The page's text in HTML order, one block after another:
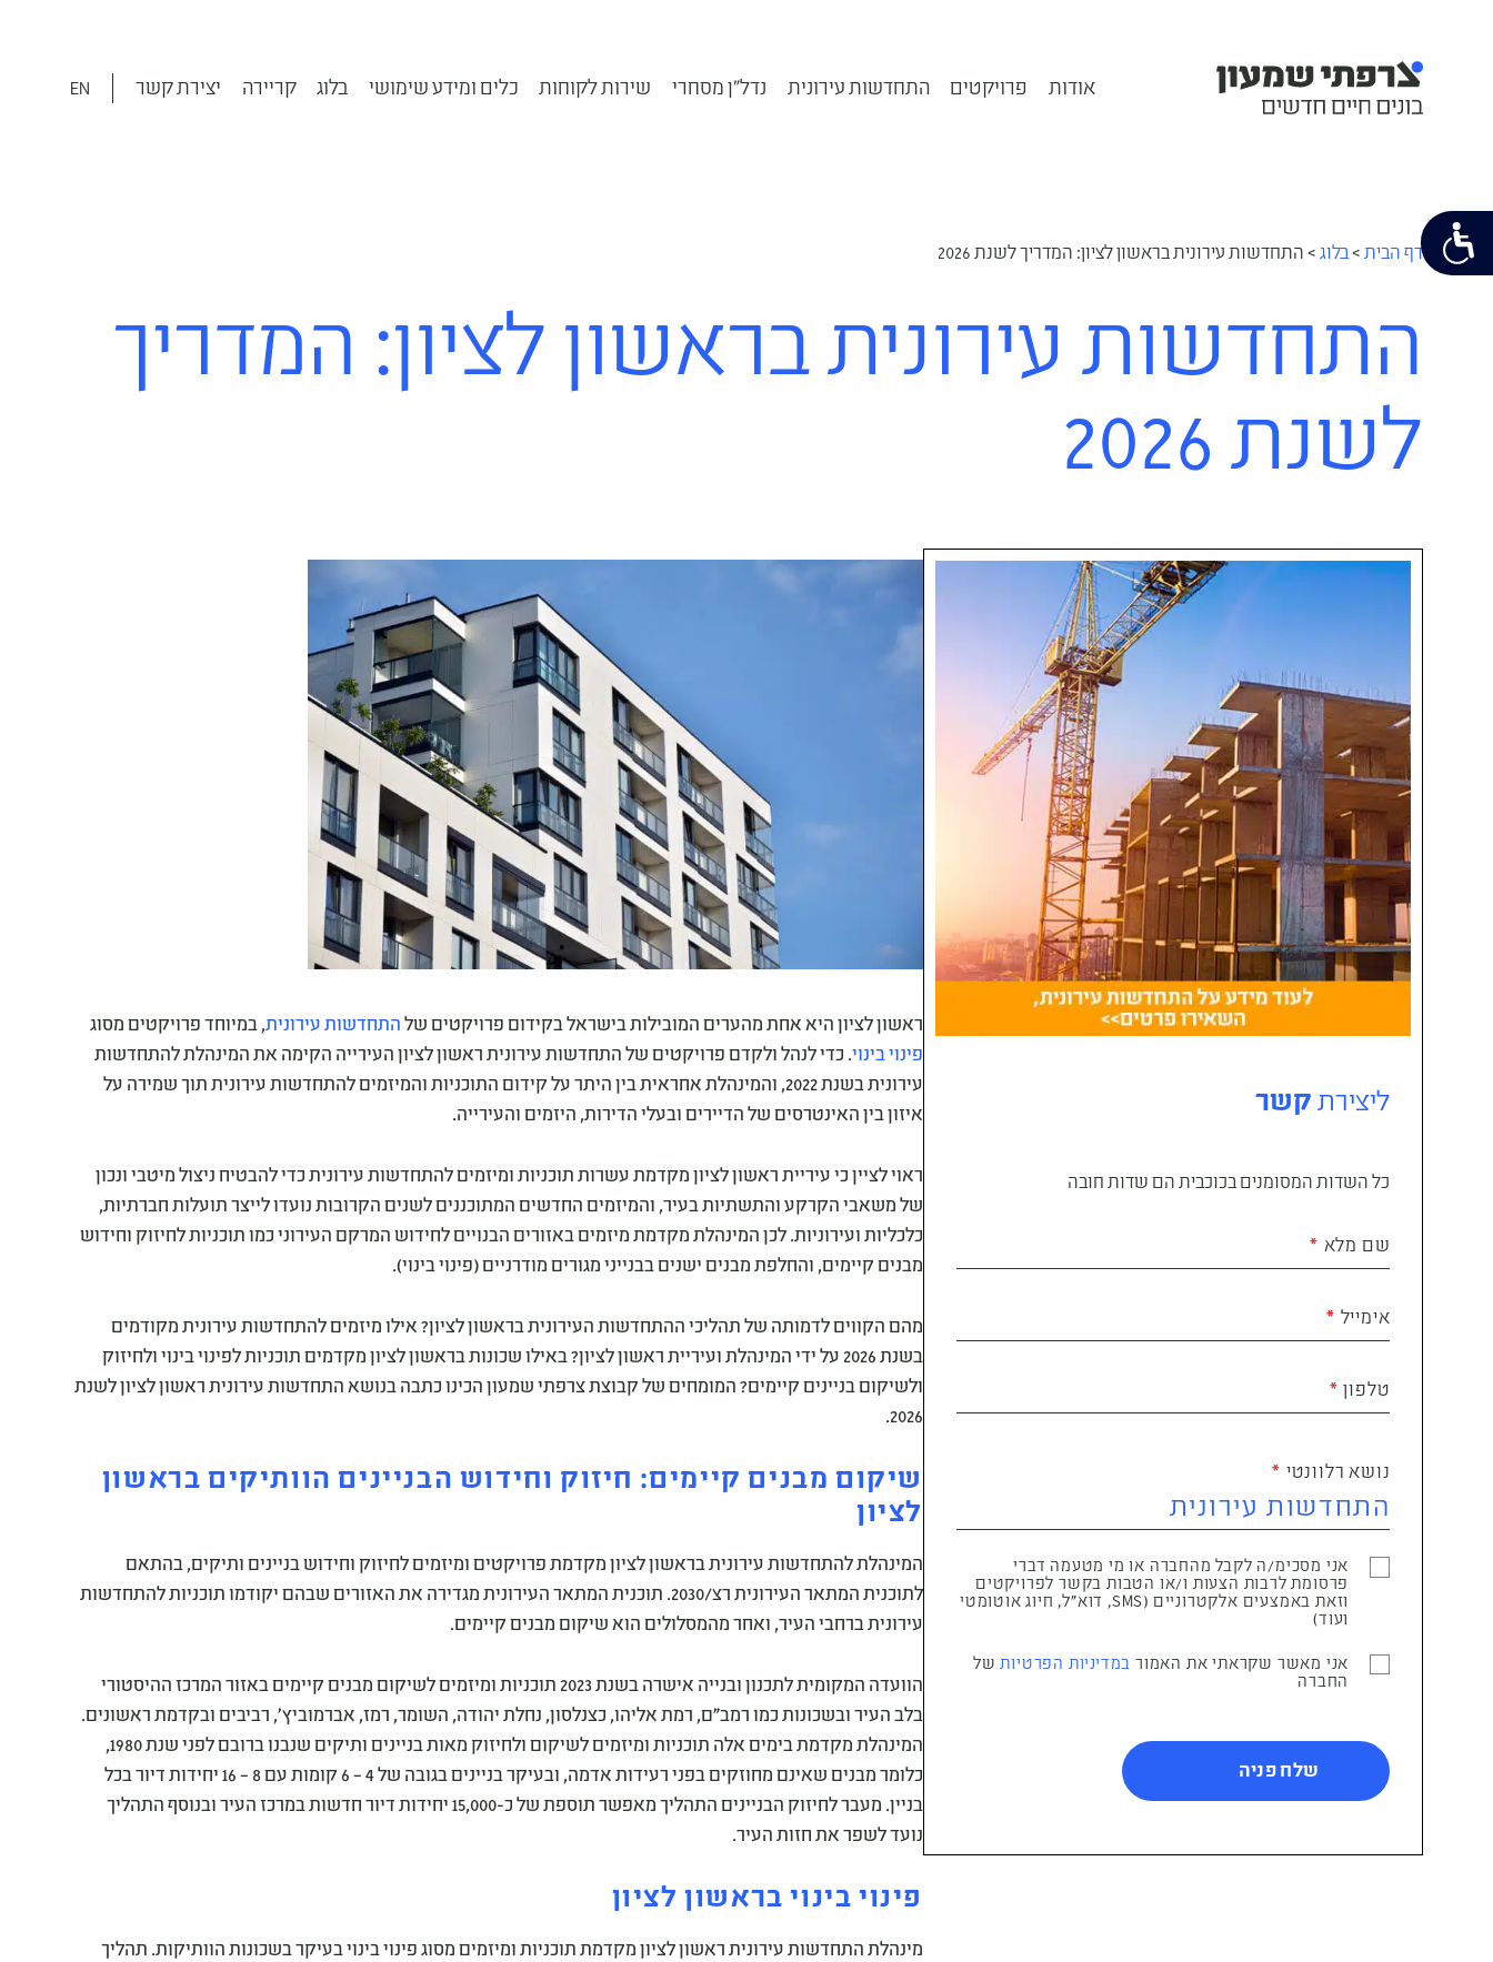
אודות פרויקטים התחדשות עירונית נדל״ן מסחרי שירות לקוחות כלים ומידע שימושי בלוג קריירה יצירת קשר EN
דף הבית > בלוג > התחדשות עירונית בראשון לציון: המדריך לשנת 2026
התחדשות עירונית בראשון לציון: המדריך
לשנת 2026
ראשון לציון היא אחת מהערים המובילות בישראל בקידום פרויקטים של התחדשות עירונית, במיוחד פרויקטים מסוג
פינוי בינוי. כדי לנהל ולקדם פרויקטים של התחדשות עירונית ראשון לציון העירייה הקימה את המינהלת להתחדשות
עירונית בשנת 2022, והמינהלת אחראית בין היתר על קידום התוכניות והמיזמים להתחדשות עירונית תוך שמירה על
איזון בין האינטרסים של הדיירים ובעלי הדירות, היזמים והעירייה.
ראוי לציין כי עיריית ראשון לציון מקדמת עשרות תוכניות ומיזמים להתחדשות עירונית כדי להבטיח ניצול מיטבי ונכון
של משאבי הקרקע והתשתיות בעיר, והמיזמים החדשים המתוכננים לשנים הקרובות נועדו לייצר תועלות חברתיות,
כלכליות ועירוניות. לכן המינהלת מקדמת מיזמים באזורים הבנויים לחידוש המרקם העירוני כמו תוכניות לחיזוק וחידוש
מבנים קיימים, והחלפת מבנים ישנים בבנייני מגורים מודרניים (פינוי בינוי).
מהם הקווים לדמותה של תהליכי ההתחדשות העירונית בראשון לציון? אילו מיזמים להתחדשות עירונית מקודמים
בשנת 2026 על ידי המינהלת ועיריית ראשון לציון? באילו שכונות בראשון לציון מקדמים תוכניות לפינוי בינוי ולחיזוק
ולשיקום בניינים קיימים? המומחים של קבוצת צרפתי שמעון הכינו כתבה בנושא התחדשות עירונית ראשון לציון לשנת
2026.
שיקום מבנים קיימים: חיזוק וחידוש הבניינים הוותיקים בראשון
לציון
המינהלת להתחדשות עירונית בראשון לציון מקדמת פרויקטים ומיזמים לחיזוק וחידוש בניינים ותיקים, בהתאם
לתוכנית המתאר העירונית רצ/2030. תוכנית המתאר העירונית מגדירה את האזורים שבהם יקודמו תוכניות להתחדשות
עירונית ברחבי העיר, ואחר מהמסלולים הוא שיקום מבנים קיימים.
הוועדה המקומית לתכנון ובנייה אישרה בשנת 2023 תוכניות ומיזמים לשיקום מבנים קיימים באזור המרכז ההיסטורי
בלב העיר ובשכונות כמו רמב"ם, רמת אליהו, כצנלסון, נחלת יהודה, השומר, רמז, אברמוביץ', רביבים ובקדמת ראשונים.
המינהלת מקדמת בימים אלה תוכניות ומיזמים לשיקום ולחיזוק מאות בניינים ותיקים שנבנו ברובם לפני שנת 1980,
כלומר מבנים שאינם מחוזקים בפני רעידות אדמה, ובעיקר בניינים בגובה של 4 – 6 קומות עם 8 – 16 יחידות דיור בכל
בניין. מעבר לחיזוק הבניינים התהליך מאפשר תוספת של כ-15,000 יחידות דיור חדשות במרכז העיר ובנוסף התהליך
נועד לשפר את חזות העיר.
פינוי בינוי בראשון לציון
מינהלת התחדשות עירונית ראשון לציון מקדמת תוכניות ומיזמים מסוג פינוי בינוי בעיקר בשכונות הוותיקות. תהליך
ליצירת קשר
כל השדות המסומנים בכוכבית הם שדות חובה
שם מלא
אימייל
טלפון
נושא רלוונטי
אני מסכימ/ה לקבל מהחברה או מי מטעמה דברי
פרסומת לרבות הצעות ו/או הטבות בקשר לפרויקטים
וזאת באמצעים אלקטרוניים (SMS, דוא"ל, חיוג אוטומטי
ועוד)
אני מאשר שקראתי את האמור במדיניות הפרטיות של
החברה